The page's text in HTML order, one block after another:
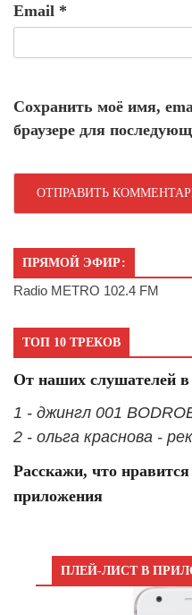
Email *
Сохранить моё имя,
браузере для
ПРЯМОЙ ЭФИР:
Radio METRO 102.4 FM
ТОП 10 ТРЕКОВ
От наших слушателей в
1 - джингл 001
2 - ольга краснова -
Расскажи, что
приложения
ПЛЕЙ-ЛИСТ В